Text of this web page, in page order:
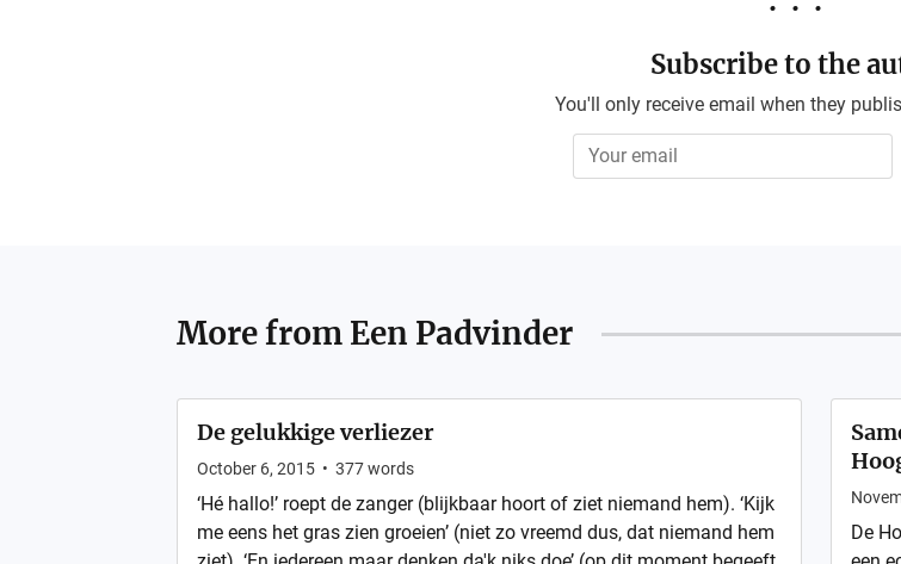
Subscribe to the
You'll only receive email when they
More from Een Padvinder
De gelukkige verliezer
October 6, 2015 • 377words
‘Hé hallo!’ roept de zanger (blijkbaar hoort of ziet niemand hem). ‘Kijk
me eens het gras zien groeien’ (niet zo vreemd dus, dat niemand hem
De